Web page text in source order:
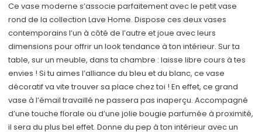
Ce vase moderne s’associe parfaitement avec le petit vase
rond de la collection Lave Home. Dispose ces deux vases
contemporains l’un à côté de l’autre et joue avec leurs
dimensions pour offrir un look tendance à ton intérieur. Sur ta
table, sur un meuble, dans ta chambre : laisse libre cours à tes
envies ! Si tu aimes l’alliance du bleu et du blanc, ce vase
décoratif va vite trouver sa place chez toi ! En effet, ce grand
vase à l’émail travaillé ne passera pas inaperçu. Accompagné
d’une touche florale ou d’une jolie bougie parfumée à proximité,
il sera du plus bel effet. Donne du pep à ton intérieur avec un